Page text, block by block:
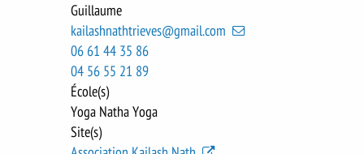
Guillaume
kailashnathtrieves@gmail.com
06 61 44 35 86
04 56 55 21 89
École(s)
Yoga Natha Yoga
Site(s)